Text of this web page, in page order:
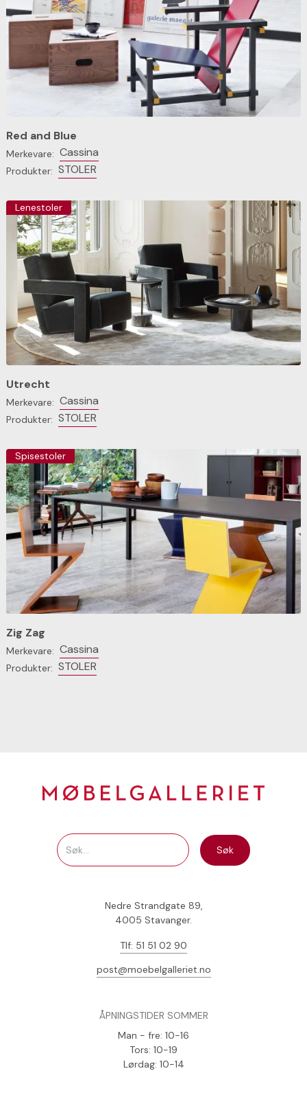
Red and Blue
Merkevare: Cassina
Produkter: STOLER
Lenestoler
Utrecht
Merkevare: Cassina
Produkter: STOLER
Spisestoler
Zig Zag
Merkevare: Cassina
Produkter: STOLER
Nedre Strandgate 89,
4005 Stavanger.
Tlf: 51 51 02 90
post@moebelgalleriet.no
ÅPNINGSTIDER SOMMER
Man - fre: 10-16
Tors: 10-19
Lørdag: 10-14